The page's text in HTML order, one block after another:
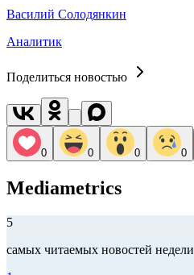
Василий Солодянкин
Аналитик
Поделиться новостью
0 0 0 0
Mediametrics
5
самых читаемых новостей недели